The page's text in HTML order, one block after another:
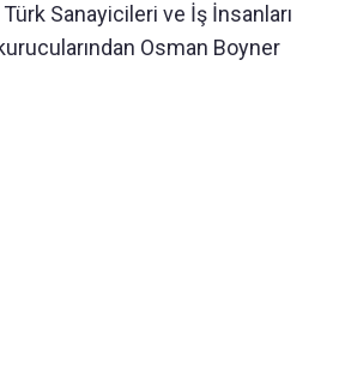
Sanayicileri ve İş İnsanları
Osman Boyner